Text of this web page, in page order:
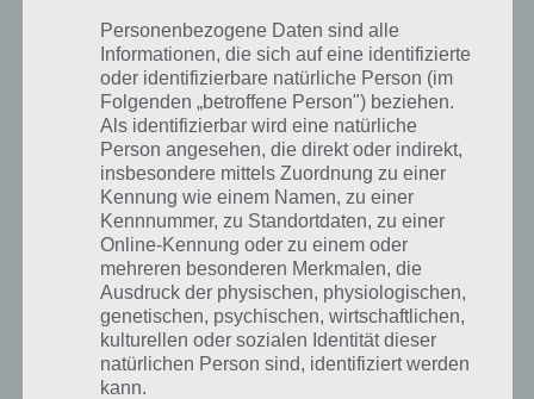
Space Invaders Symbole von oben. Im Screenshot seht ihr die
korrekte Reihenfolge:
Personenbezogene Daten sind alle
Informationen, die sich auf eine identifizierte
oder identifizierbare natürliche Person (im
Folgenden „betroffene Person") beziehen.
Als identifizierbar wird eine natürliche
Person angesehen, die direkt oder indirekt,
insbesondere mittels Zuordnung zu einer
Kennung wie einem Namen, zu einer
Kennnummer, zu Standortdaten, zu einer
Online-Kennung oder zu einem oder
mehreren besonderen Merkmalen, die
Ausdruck der physischen, physiologischen,
genetischen, psychischen, wirtschaftlichen,
kulturellen oder sozialen Identität dieser
natürlichen Person sind, identifiziert werden
kann.